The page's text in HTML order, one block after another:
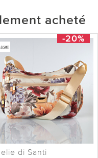
acheté
-20%
di Santi